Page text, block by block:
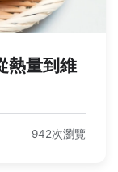
熱量到維
942次瀏覽